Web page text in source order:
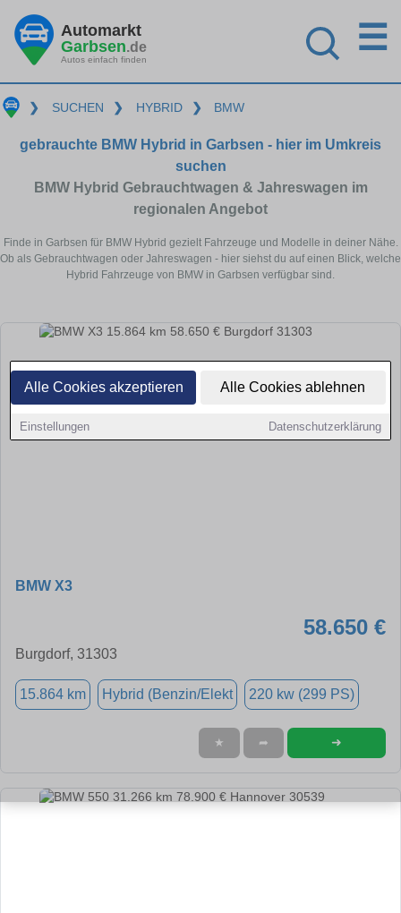
Alle Cookies akzeptieren Alle Cookies ablehnen
Einstellungen Datenschutzerklärung
Automarkt
Garbsen.de
Autos einfach finden
☰
❯ SUCHEN ❯ HYBRID ❯ BMW
gebrauchte BMW Hybrid in Garbsen - hier im Umkreis
suchen
BMW Hybrid Gebrauchtwagen & Jahreswagen im
regionalen Angebot
Finde in Garbsen für BMW Hybrid gezielt Fahrzeuge und Modelle in deiner Nähe.
Ob als Gebrauchtwagen oder Jahreswagen - hier siehst du auf einen Blick, welche
Hybrid Fahrzeuge von BMW in Garbsen verfügbar sind.
BMW X3
58.650 €
Burgdorf, 31303
15.864 km Hybrid (Benzin/Elekt 220 kw (299 PS)
★ ➦ ➜